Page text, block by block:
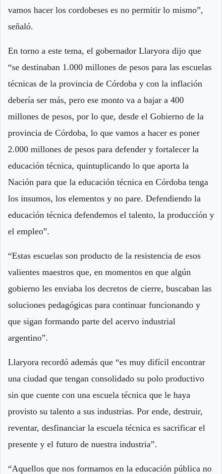
vamos hacer los cordobeses es no permitir lo mismo”,
señaló.
En torno a este tema, el gobernador Llaryora dijo que
“se destinaban 1.000 millones de pesos para las escuelas
técnicas de la provincia de Córdoba y con la inflación
debería ser más, pero ese monto va a bajar a 400
millones de pesos, por lo que, desde el Gobierno de la
provincia de Córdoba, lo que vamos a hacer es poner
2.000 millones de pesos para defender y fortalecer la
educación técnica, quintuplicando lo que aporta la
Nación para que la educación técnica en Córdoba tenga
los insumos, los elementos y no pare. Defendiendo la
educación técnica defendemos el talento, la producción y
el empleo”.
“Estas escuelas son producto de la resistencia de esos
valientes maestros que, en momentos en que algún
gobierno les enviaba los decretos de cierre, buscaban las
soluciones pedagógicas para continuar funcionando y
que sigan formando parte del acervo industrial
argentino”.
Llaryora recordó además que “es muy difícil encontrar
una ciudad que tengan consolidado su polo productivo
sin que cuente con una escuela técnica que le haya
provisto su talento a sus industrias. Por ende, destruir,
reventar, desfinanciar la escuela técnica es sacrificar el
presente y el futuro de nuestra industria”.
“Aquellos que nos formamos en la educación pública no